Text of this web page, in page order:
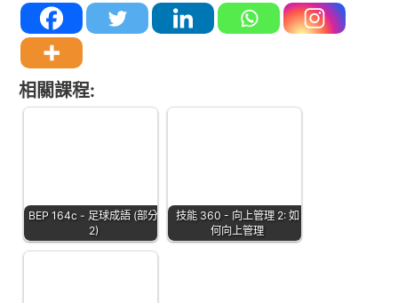
相關課程:
BEP 164c - 足球成語 (部分
2)
技能 360 - 向上管理 2: 如
何向上管理